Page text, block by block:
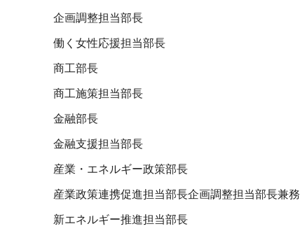
企画調整担当部長
働く女性応援担当部長
商工部長
商工施策担当部長
金融部長
金融支援担当部長
産業・エネルギー政策部長
産業政策連携促進担当部長企画調整担当部長兼務
新エネルギー推進担当部長